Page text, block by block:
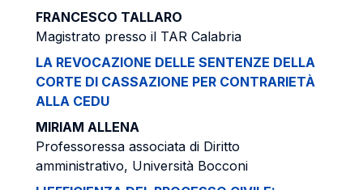
FRANCESCO TALLARO
Magistrato presso il TAR Calabria
LA REVOCAZIONE DELLE SENTENZE DELLA
CORTE DI CASSAZIONE PER CONTRARIETÀ
ALLA CEDU
MIRIAM ALLENA
Professoressa associata di Diritto
amministrativo, Università Bocconi